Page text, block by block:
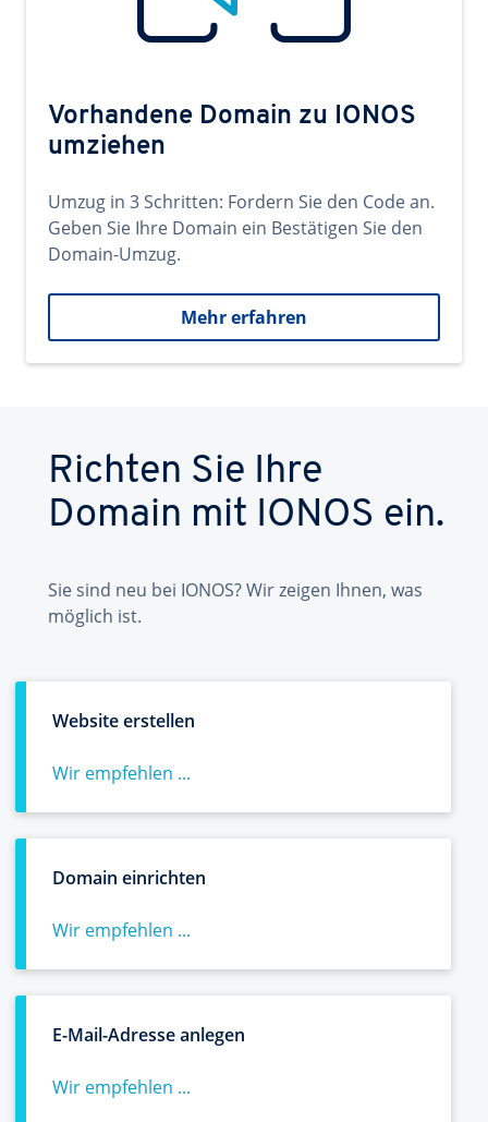
Vorhandene Domain zu IONOS
umziehen
Umzug in 3 Schritten: Fordern Sie den Code an.
Geben Sie Ihre Domain ein Bestätigen Sie den
Domain-Umzug.
Mehr erfahren
Richten Sie Ihre
Domain mit IONOS ein.
Sie sind neu bei IONOS? Wir zeigen Ihnen, was
möglich ist.
Website erstellen
Wir empfehlen ...
Domain einrichten
Wir empfehlen ...
E-Mail-Adresse anlegen
Wir empfehlen ...